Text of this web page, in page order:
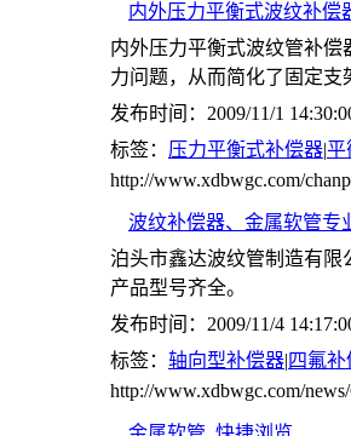
内外压力平衡式波纹补偿
内外压力平衡式波纹管补
力问题，从而简化了固定
发布时间：2009/11/1
标签： 压力平衡式补偿器|平
http://www.xdbwgc.com/
波纹补偿器、金属软管专
泊头市鑫达波纹管制造有
产品型号齐全。
发布时间：2009/11/4
标签： 轴向型补偿器|四氟补
http://www.xdbwgc.com/